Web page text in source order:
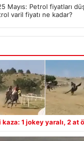
Mayıs: Petrol fiyatları
varil fiyatı ne kadar?
kaza: 1 jokey yaralı, 2 at